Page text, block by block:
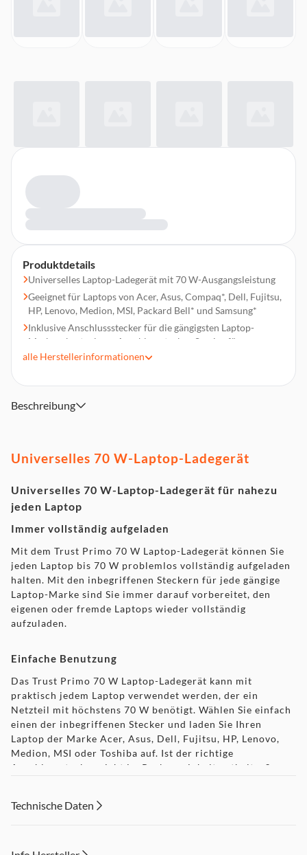
Produktdetails
Universelles Laptop-Ladegerät mit 70 W-Ausgangsleistung
Geeignet für Laptops von Acer, Asus, Compaq*, Dell, Fujitsu,
HP, Lenovo, Medion, MSI, Packard Bell* und Samsung*
Inklusive Anschlussstecker für die gängigsten Laptop-
Marken; kostenloser Anschlussstecker-Service für
vollständige Kompatibilität*
Ideal für die Reise: kompakte Größe und funktioniert mit
100-240 V, 50/60 Hz
Leistung benötigen
alle Herstellerinformationen
Beschreibung
Universelles 70 W-Laptop-Ladegerät
Universelles 70 W-Laptop-Ladegerät für nahezu
jeden Laptop
Immer vollständig aufgeladen
Mit dem Trust Primo 70 W Laptop-Ladegerät können Sie
jeden Laptop bis 70 W problemlos vollständig aufgeladen
halten. Mit den inbegriffenen Steckern für jede gängige
Laptop-Marke sind Sie immer darauf vorbereitet, den
eigenen oder fremde Laptops wieder vollständig
aufzuladen.
Einfache Benutzung
Das Trust Primo 70 W Laptop-Ladegerät kann mit
praktisch jedem Laptop verwendet werden, der ein
Netzteil mit höchstens 70 W benötigt. Wählen Sie einfach
einen der inbegriffenen Stecker und laden Sie Ihren
Laptop der Marke Acer, Asus, Dell, Fujitsu, HP, Lenovo,
Medion, MSI oder Toshiba auf. Ist der richtige
Anschlussstecker nicht im Packungsinhalt enthalten?
Technische Daten